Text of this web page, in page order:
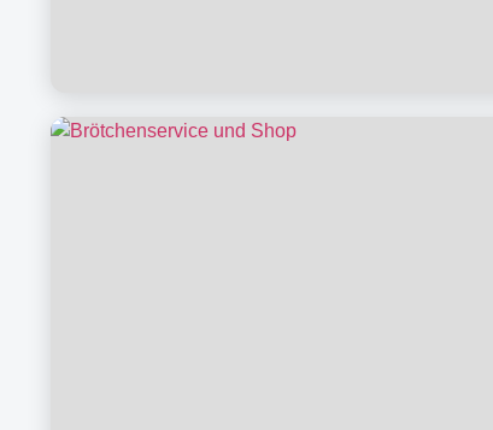
Rund um Ihren Aufenthalt